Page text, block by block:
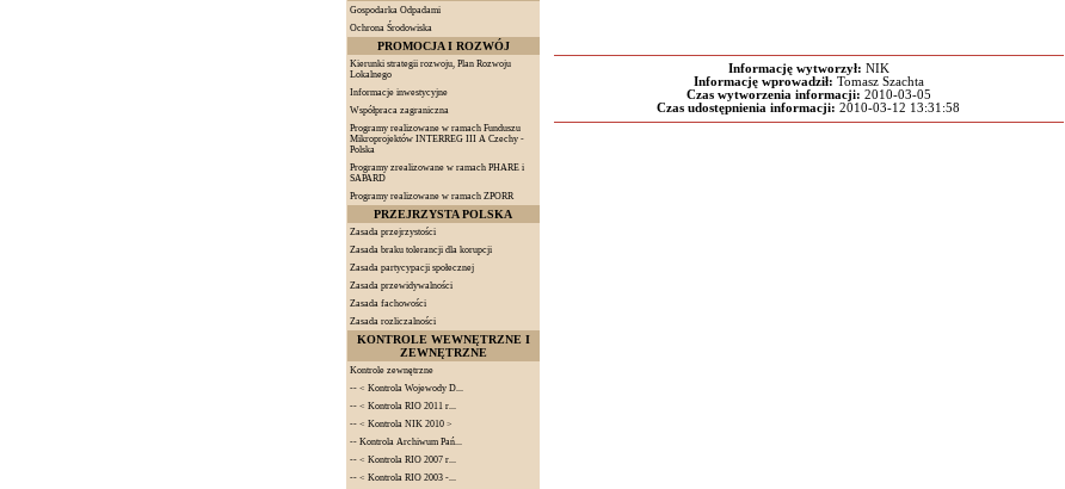
Gospodarka Odpadami
Ochrona Środowiska
PROMOCJA I ROZWÓJ
Kierunki strategii rozwoju, Plan Rozwoju
Lokalnego
Informacje inwestycyjne
Współpraca zagraniczna
Programy realizowane w ramach Funduszu
Mikroprojektów INTERREG III A Czechy -
Polska
Programy zrealizowane w ramach PHARE i
SAPARD
Programy realizowane w ramach ZPORR
PRZEJRZYSTA POLSKA
Zasada przejrzystości
Zasada braku tolerancji dla korupcji
Zasada partycypacji społecznej
Zasada przewidywalności
Zasada fachowości
Zasada rozliczalności
KONTROLE WEWNĘTRZNE I
ZEWNĘTRZNE
Kontrole zewnętrzne
-- < Kontrola Wojewody D...
-- < Kontrola RIO 2011 r...
-- < Kontrola NIK 2010 >
-- Kontrola Archiwum Pań...
-- < Kontrola RIO 2007 r...
-- < Kontrola RIO 2003 -...
Informację wytworzył: NIK
Informację wprowadził: Tomasz Szachta
Czas wytworzenia informacji: 2010-03-05
Czas udostępnienia informacji: 2010-03-12 13:31:58